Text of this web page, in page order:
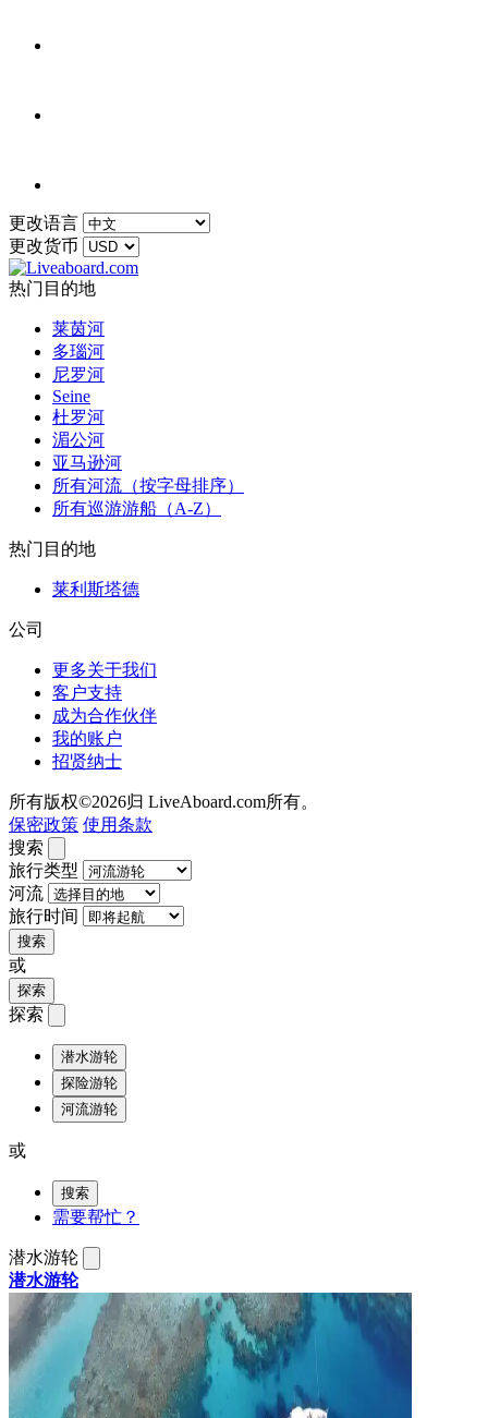
更改语言
更改货币
热门目的地
莱茵河
多瑙河
尼罗河
Seine
杜罗河
湄公河
亚马逊河
所有河流（按字母排序）
所有巡游游船（A-Z）
热门目的地
莱利斯塔德
公司
更多关于我们
客户支持
成为合作伙伴
我的账户
招贤纳士
所有版权©2026归 LiveAboard.com所有。
保密政策 使用条款
搜索
旅行类型
河流
旅行时间
搜索
或
探索
探索
潜水游轮
探险游轮
河流游轮
或
搜索
需要帮忙？
潜水游轮
潜水游轮